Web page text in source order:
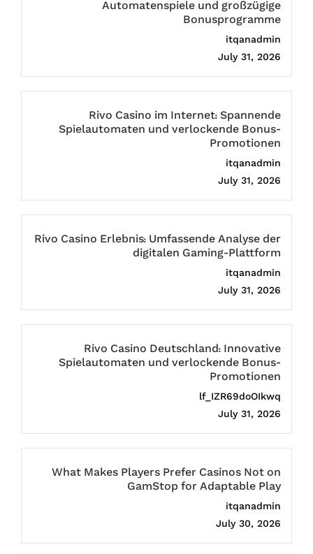
Automatenspiele und großzügige
Bonusprogramme
itqanadmin
July 31, 2026
Rivo Casino im Internet: Spannende
Spielautomaten und verlockende Bonus-
Promotionen
itqanadmin
July 31, 2026
Rivo Casino Erlebnis: Umfassende Analyse der
digitalen Gaming-Plattform
itqanadmin
July 31, 2026
Rivo Casino Deutschland: Innovative
Spielautomaten und verlockende Bonus-
Promotionen
lf_IZR69doOIkwq
July 31, 2026
What Makes Players Prefer Casinos Not on
GamStop for Adaptable Play
itqanadmin
July 30, 2026